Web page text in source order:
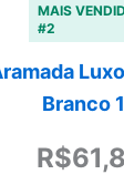
MAIS
#2
Branco